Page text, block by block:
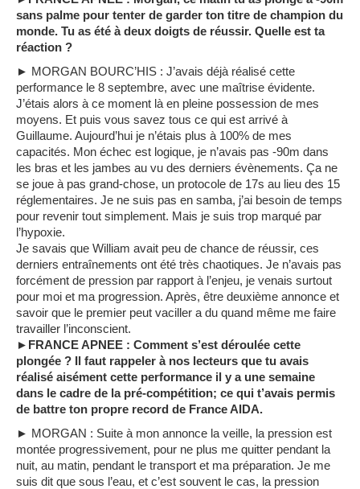
sans palme pour tenter de garder ton titre de champion du
monde. Tu as été à deux doigts de réussir. Quelle est ta
réaction ?
► MORGAN BOURC’HIS : J’avais déjà réalisé cette
performance le 8 septembre, avec une maîtrise évidente.
J’étais alors à ce moment là en pleine possession de mes
moyens. Et puis vous savez tous ce qui est arrivé à
Guillaume. Aujourd’hui je n’étais plus à 100% de mes
capacités. Mon échec est logique, je n’avais pas -90m dans
les bras et les jambes au vu des derniers évènements. Ça ne
se joue à pas grand-chose, un protocole de 17s au lieu des 15
réglementaires. Je ne suis pas en samba, j’ai besoin de temps
pour revenir tout simplement. Mais je suis trop marqué par
l’hypoxie.
Je savais que William avait peu de chance de réussir, ces
derniers entraînements ont été très chaotiques. Je n’avais pas
forcément de pression par rapport à l’enjeu, je venais surtout
pour moi et ma progression. Après, être deuxième annonce et
savoir que le premier peut vaciller a du quand même me faire
travailler l’inconscient.
►FRANCE APNEE : Comment s’est déroulée cette
plongée ? Il faut rappeler à nos lecteurs que tu avais
réalisé aisément cette performance il y a une semaine
dans le cadre de la pré-compétition; ce qui t’avais permis
de battre ton propre record de France AIDA.
► MORGAN : Suite à mon annonce la veille, la pression est
montée progressivement, pour ne plus me quitter pendant la
nuit, au matin, pendant le transport et ma préparation. Je me
suis dit que sous l’eau, et c’est souvent le cas, la pression